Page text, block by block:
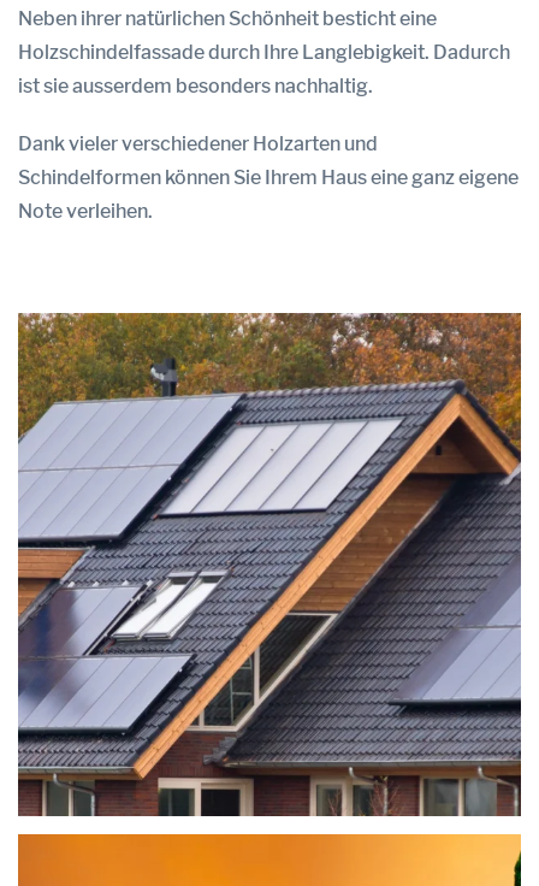
Neben ihrer natürlichen Schönheit besticht eine
Holzschindelfassade durch Ihre Langlebigkeit. Dadurch
ist sie ausserdem besonders nachhaltig.
Dank vieler verschiedener Holzarten und
Schindelformen können Sie Ihrem Haus eine ganz eigene
Note verleihen.